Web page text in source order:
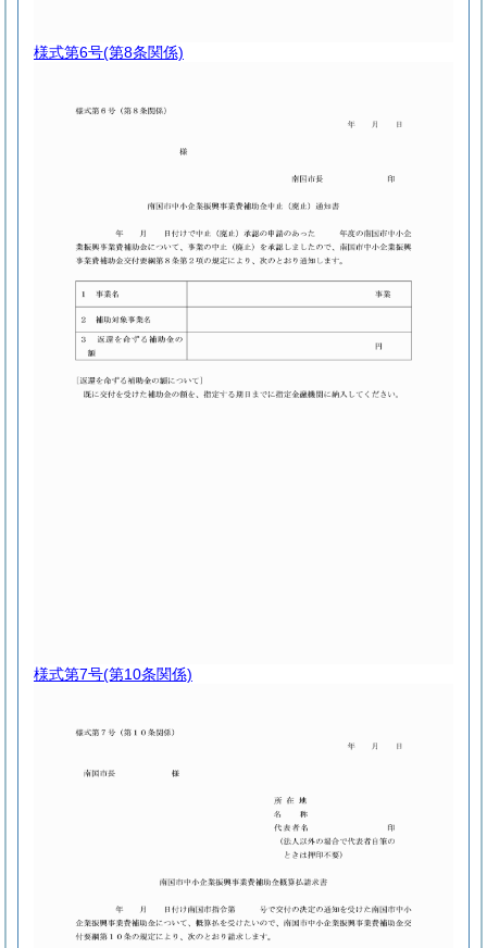
様式第6号(第8条関係)
様式第7号(第10条関係)